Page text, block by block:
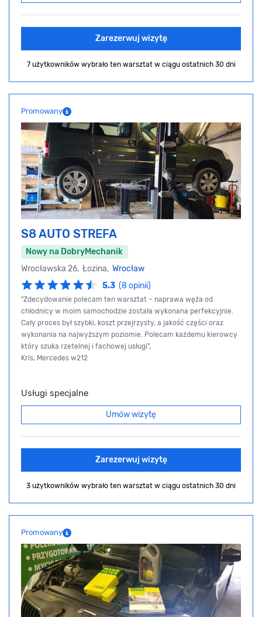
Zarezerwuj wizytę
7 użytkowników wybrało ten warsztat w ciągu ostatnich 30 dni
Promowany
S8 AUTO STREFA
Nowy na DobryMechanik
Wrocławska 26, Łozina, Wrocław
5.3 (8 opinii)
"Zdecydowanie polecam ten warsztat – naprawa węża od
chłodnicy w moim samochodzie została wykonana perfekcyjnie.
Cały proces był szybki, koszt przejrzysty, a jakość części oraz
wykonania na najwyższym poziomie. Polecam każdemu kierowcy
który szuka rzetelnej i fachowej usługi",
Kris, Mercedes w212
Usługi specjalne
Umów wizytę
Zarezerwuj wizytę
3 użytkowników wybrało ten warsztat w ciągu ostatnich 30 dni
Promowany